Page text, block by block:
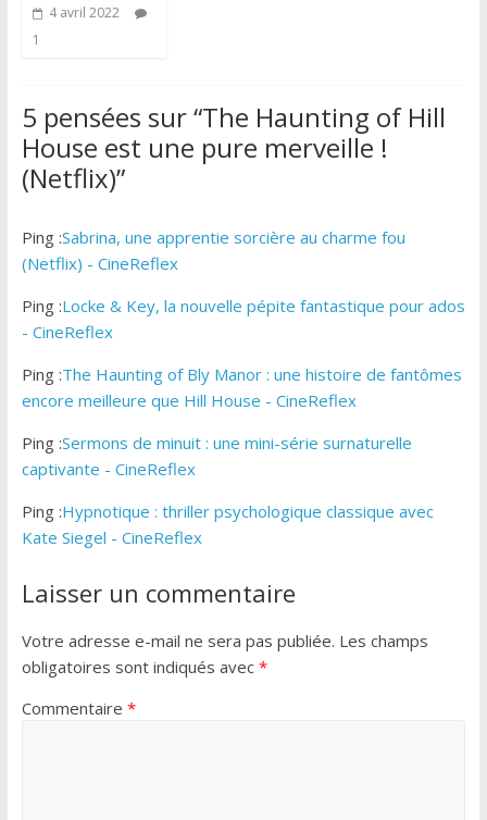
4 avril 2022
1
5 pensées sur “The Haunting of Hill
House est une pure merveille !
(Netflix)”
Ping :Sabrina, une apprentie sorcière au charme fou
(Netflix) - CineReflex
Ping :Locke & Key, la nouvelle pépite fantastique pour ados
- CineReflex
Ping :The Haunting of Bly Manor : une histoire de fantômes
encore meilleure que Hill House - CineReflex
Ping :Sermons de minuit : une mini-série surnaturelle
captivante - CineReflex
Ping :Hypnotique : thriller psychologique classique avec
Kate Siegel - CineReflex
Laisser un commentaire
Votre adresse e-mail ne sera pas publiée. Les champs
obligatoires sont indiqués avec *
Commentaire *